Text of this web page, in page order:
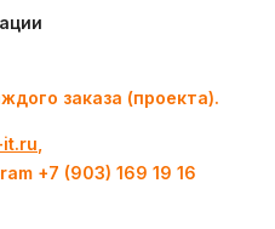
заказа (проекта).
it.ru
+7 (903) 169 19 16